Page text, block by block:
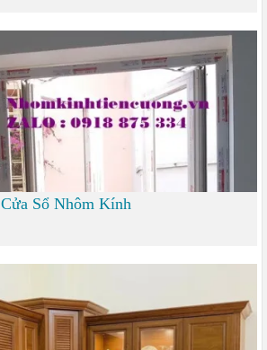
Cửa Sổ Nhôm Kính